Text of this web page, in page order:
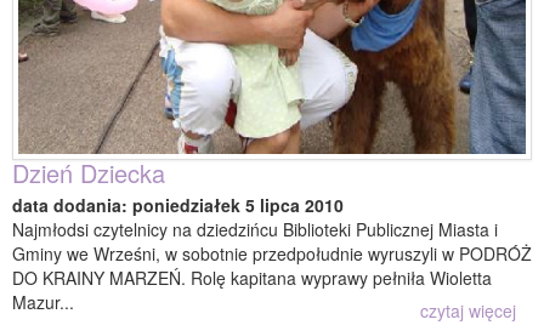
Dzień Dziecka
data dodania: poniedziałek 5 lipca 2010
Najmłodsi czytelnicy na dziedzińcu Biblioteki Publicznej Miasta i
Gminy we Wrześni, w sobotnie przedpołudnie wyruszyli w PODRÓŻ
DO KRAINY MARZEŃ. Rolę kapitana wyprawy pełniła Wioletta
Mazur...
czytaj więcej